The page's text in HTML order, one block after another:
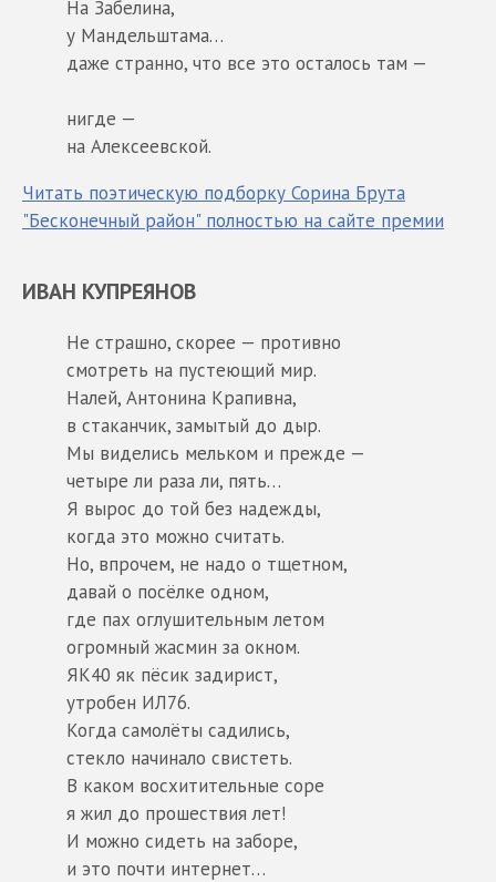
На Забелина,
у Мандельштама…
даже странно, что все это осталось там —
нигде —
на Алексеевской.
Читать поэтическую подборку Сорина Брута
"Бесконечный район" полностью на сайте премии
ИВАН КУПРЕЯНОВ
Не страшно, скорее — противно
смотреть на пустеющий мир.
Налей, Антонина Крапивна,
в стаканчик, замытый до дыр.
Мы виделись мельком и прежде —
четыре ли раза ли, пять…
Я вырос до той без надежды,
когда это можно считать.
Но, впрочем, не надо о тщетном,
давай о посёлке одном,
где пах оглушительным летом
огромный жасмин за окном.
ЯК40 як пёсик задирист,
утробен ИЛ76.
Когда самолёты садились,
стекло начинало свистеть.
В каком восхитительные соре
я жил до прошествия лет!
И можно сидеть на заборе,
и это почти интернет…